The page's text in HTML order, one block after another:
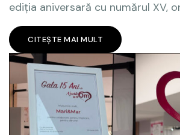
ediția aniversară cu numărul XV,
CITEȘTE MAI MULT